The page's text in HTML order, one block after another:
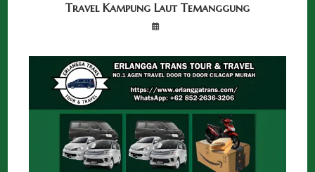
Travel Kampung Laut Temanggung